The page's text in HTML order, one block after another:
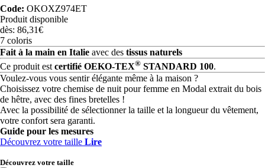
Code: OKOXZ974ET
Produit disponible
dès: 86,31€
7 coloris
Fait à la main en Italie avec des tissus naturels
Ce produit est certifié OEKO-TEX® STANDARD 100.
Voulez-vous vous sentir élégante même à la maison ?
Choisissez votre chemise de nuit pour femme en Modal extrait du bois
de hêtre, avec des fines bretelles !
Avec la possibilité de sélectionner la taille et la longueur du vêtement,
votre confort sera garanti.
Guide pour les mesures
Découvrez votre taille Lire
Découvrez votre taille